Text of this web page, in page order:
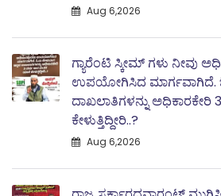
Aug 6,2026
ಗ್ಯಾರೆಂಟಿ ಸ್ಕೀಮ್ ಗಳು ನೀವು
ಉಪಯೋಗಿಸಿದ ಮಾರ್ಗವಾಗಿದೆ.
ದಾಖಲಾತಿಗಳನ್ನು
ಕೇಳುತ್ತಿದ್ದೀರಿ..?
Aug 6,2026